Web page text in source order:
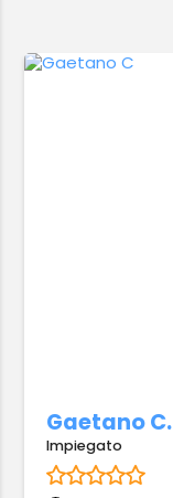
Gaetano C.
Impiegato